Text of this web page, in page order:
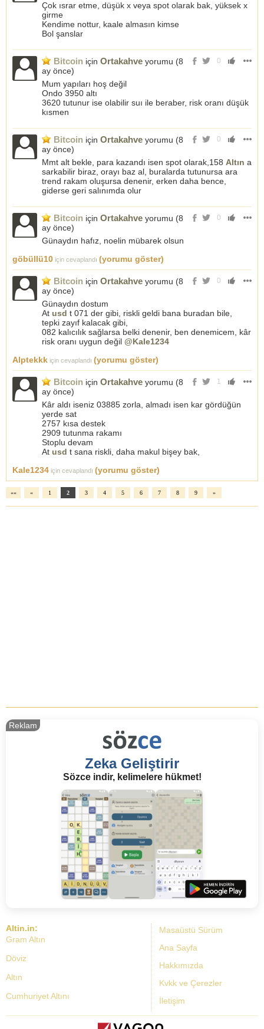
Çok ısrar etme, düşük x veya spot olarak bak, yüksek x
girme
Kendime nottur, kaale almasın kimse
Bol şanslar
0
Bitcoin için Ortakahve yorumu (8
ay önce)
Mum yapıları hoş değil
Ondo 3950 altı
3620 tutunur ise olabilir suı ile beraber, risk oranı düşük
kısmen
0
Bitcoin için Ortakahve yorumu (8
ay önce)
Mmt alt bekle, para kazandı isen spot olarak,158 Altın a
sarkabilir biraz, orayı baz al, buralarda tutunursa ara
trend rakam oluşursa denenir, erken daha bence,
giderse geri salınımda olur
0
Bitcoin için Ortakahve yorumu (8
ay önce)
Günaydın hafız, noelin mübarek olsun
göbüllü10 için cevaplandı (yorumu göster)
0
Bitcoin için Ortakahve yorumu (8
ay önce)
Günaydın dostum
At usd t 071 der gibi, riskli geldi bana buradan bile,
tepki zayıf kalacak gibi,
082 kalıcılık sağlarsa belki denenir, ben denemicem, kâr
risk oranı uygun değil @Kale1234
Alptekkk için cevaplandı (yorumu göster)
1
Bitcoin için Ortakahve yorumu (8
ay önce)
Kâr aldı iseniz 03885 zorla, almadı isen kar gördüğün
yerde sat
2757 kısa destek
2909 tutunma rakamı
Stoplu devam
At usd t sana riskli, daha makul bişey bak,
Kale1234 için cevaplandı (yorumu göster)
«« « 1 2 3 4 5 6 7 8 9 »
Zeka Geliştirir
Sözce indir, kelimelere hükmet!
Reklam
Masaüstü Sürüm
Ana Sayfa
Hakkımızda
Kvkk ve Çerezler
İletişim
Altin.in:
Gram Altın
Döviz
Altın
Cumhuriyet Altını
Dolar Kuru